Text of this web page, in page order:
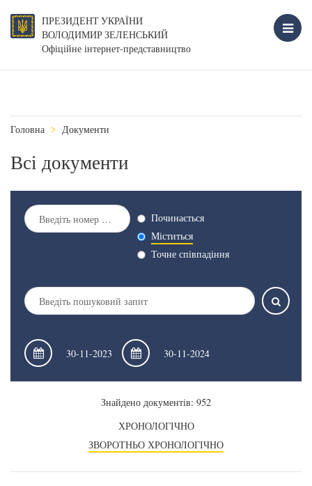
ПРЕЗИДЕНТ УКРАЇНИ
ВОЛОДИМИР ЗЕЛЕНСЬКИЙ
Офіційне інтернет-представництво
Головна Документи
Всі документи
Починається
Міститься
Точне співпадіння
Знайдено документів: 952
ХРОНОЛОГІЧНО
ЗВОРОТНЬО ХРОНОЛОГІЧНО